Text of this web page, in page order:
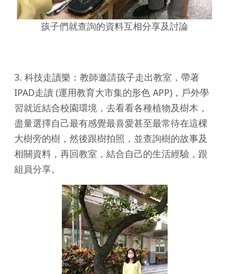
孩子們就查詢的資料互相分享及討論
3. 科技走讀樂：教師邀請孩子走出教室，帶著
IPAD走讀 (運用教育大市集的形色 APP)，戶外學
習就近結合校園環境，去看看各種植物及樹木，
盡量選擇自己最有感覺最喜愛甚至最常待在這棵
大樹旁的樹，然後跟樹拍照，並查詢樹的故事及
相關資料，再回教室，結合自己的生活經驗，跟
組員分享。